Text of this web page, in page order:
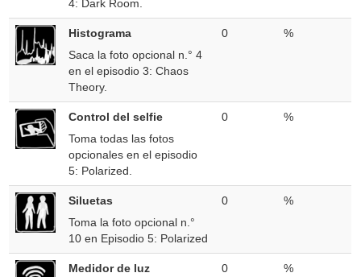
4: Dark Room.
Histograma
Saca la foto opcional n.° 4
en el episodio 3: Chaos
Theory.
0 %
Control del selfie
Toma todas las fotos
opcionales en el episodio
5: Polarized.
0 %
Siluetas
Toma la foto opcional n.°
10 en Episodio 5: Polarized
0 %
Medidor de luz 0 %